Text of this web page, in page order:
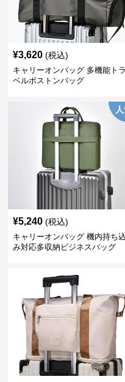
¥3,620 (税込)
キャリーオンバッグ 多機能トラ
ベルボストンバッグ
¥5,240 (税込)
キャリーオンバッグ 機内持ち込
み対応多収納ビジネスバッグ